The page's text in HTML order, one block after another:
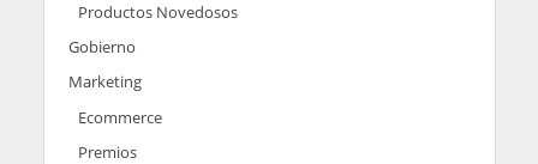
Productos Novedosos
Gobierno
Marketing
Ecommerce
Premios